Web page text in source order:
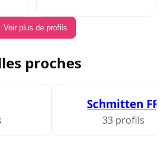
Voir plus de profils
proches
Schmitten FR
33 profils